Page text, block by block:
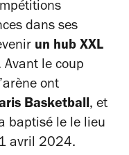
dans ses
un hub XXL
Avant le coup
ont
Basketball, et
baptisé le le lieu
avril 2024.